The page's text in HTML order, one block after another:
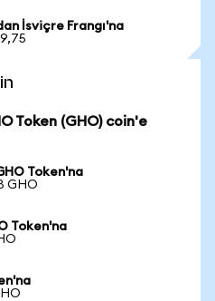
İsviçre Frangı'na
Token (GHO) coin'e
Token'na
GHO
Token'na